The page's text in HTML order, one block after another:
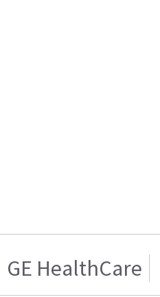
GE HealthCare